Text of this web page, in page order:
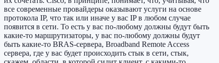
все современные провайдеры оказывают услуги на основе
протокола IP, что так или иначе у вас IP в любом случае
появится в сети. То есть у вас по-любому должны будут быть
какие-то маршрутизаторы, у вас по-любому должны будут
быть какие-то BRAS-сервера, Broadband Remote Access
сервера, где у вас будет происходить стык в сети, стык,